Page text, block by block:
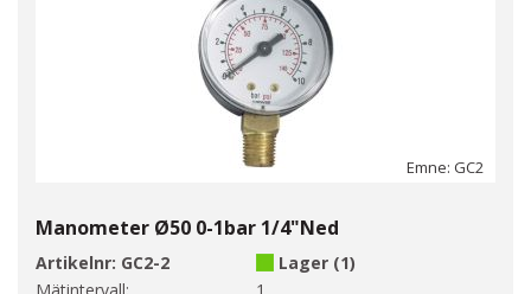
Emne: GC2
Manometer Ø50 0-1bar 1/4"Ned
Artikelnr: GC2-2
Lager (1)